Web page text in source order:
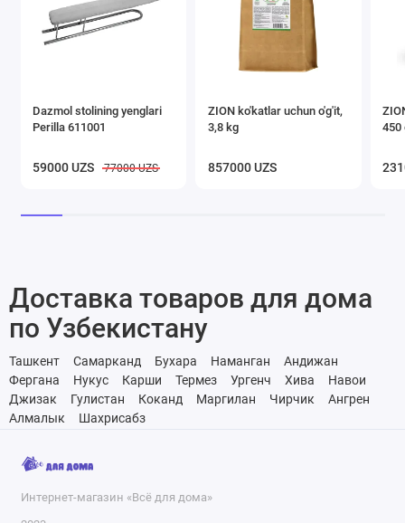
Dazmol stolining yenglari
Perilla 611001
59000 UZS 77000 UZS
ZION ko'katlar uchun o'g'it,
3,8 kg
857000 UZS
450
Доставка товаров для дома
по Узбекистану
Ташкент Самарканд Бухара Наманган
Андижан
Фергана
Нукус Карши Термез Ургенч Хива
Навои
Джизак
Гулистан Коканд Маргилан Чирчик
Ангрен
Алмалык
Шахрисабз
Интернет-магазин «Всё для дома»